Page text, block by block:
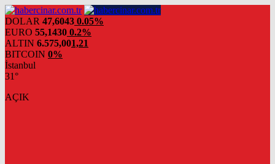
DOLAR 47,6043 0.05%
EURO 55,1430 0.2%
ALTIN 6.575,001,21
BITCOIN 0%
İstanbul
31°
AÇIK